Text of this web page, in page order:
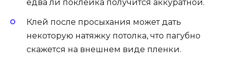
едва ли поклейка получится аккуратной.
Клей после просыхания может дать
некоторую натяжку потолка, что пагубно
скажется на внешнем виде пленки.